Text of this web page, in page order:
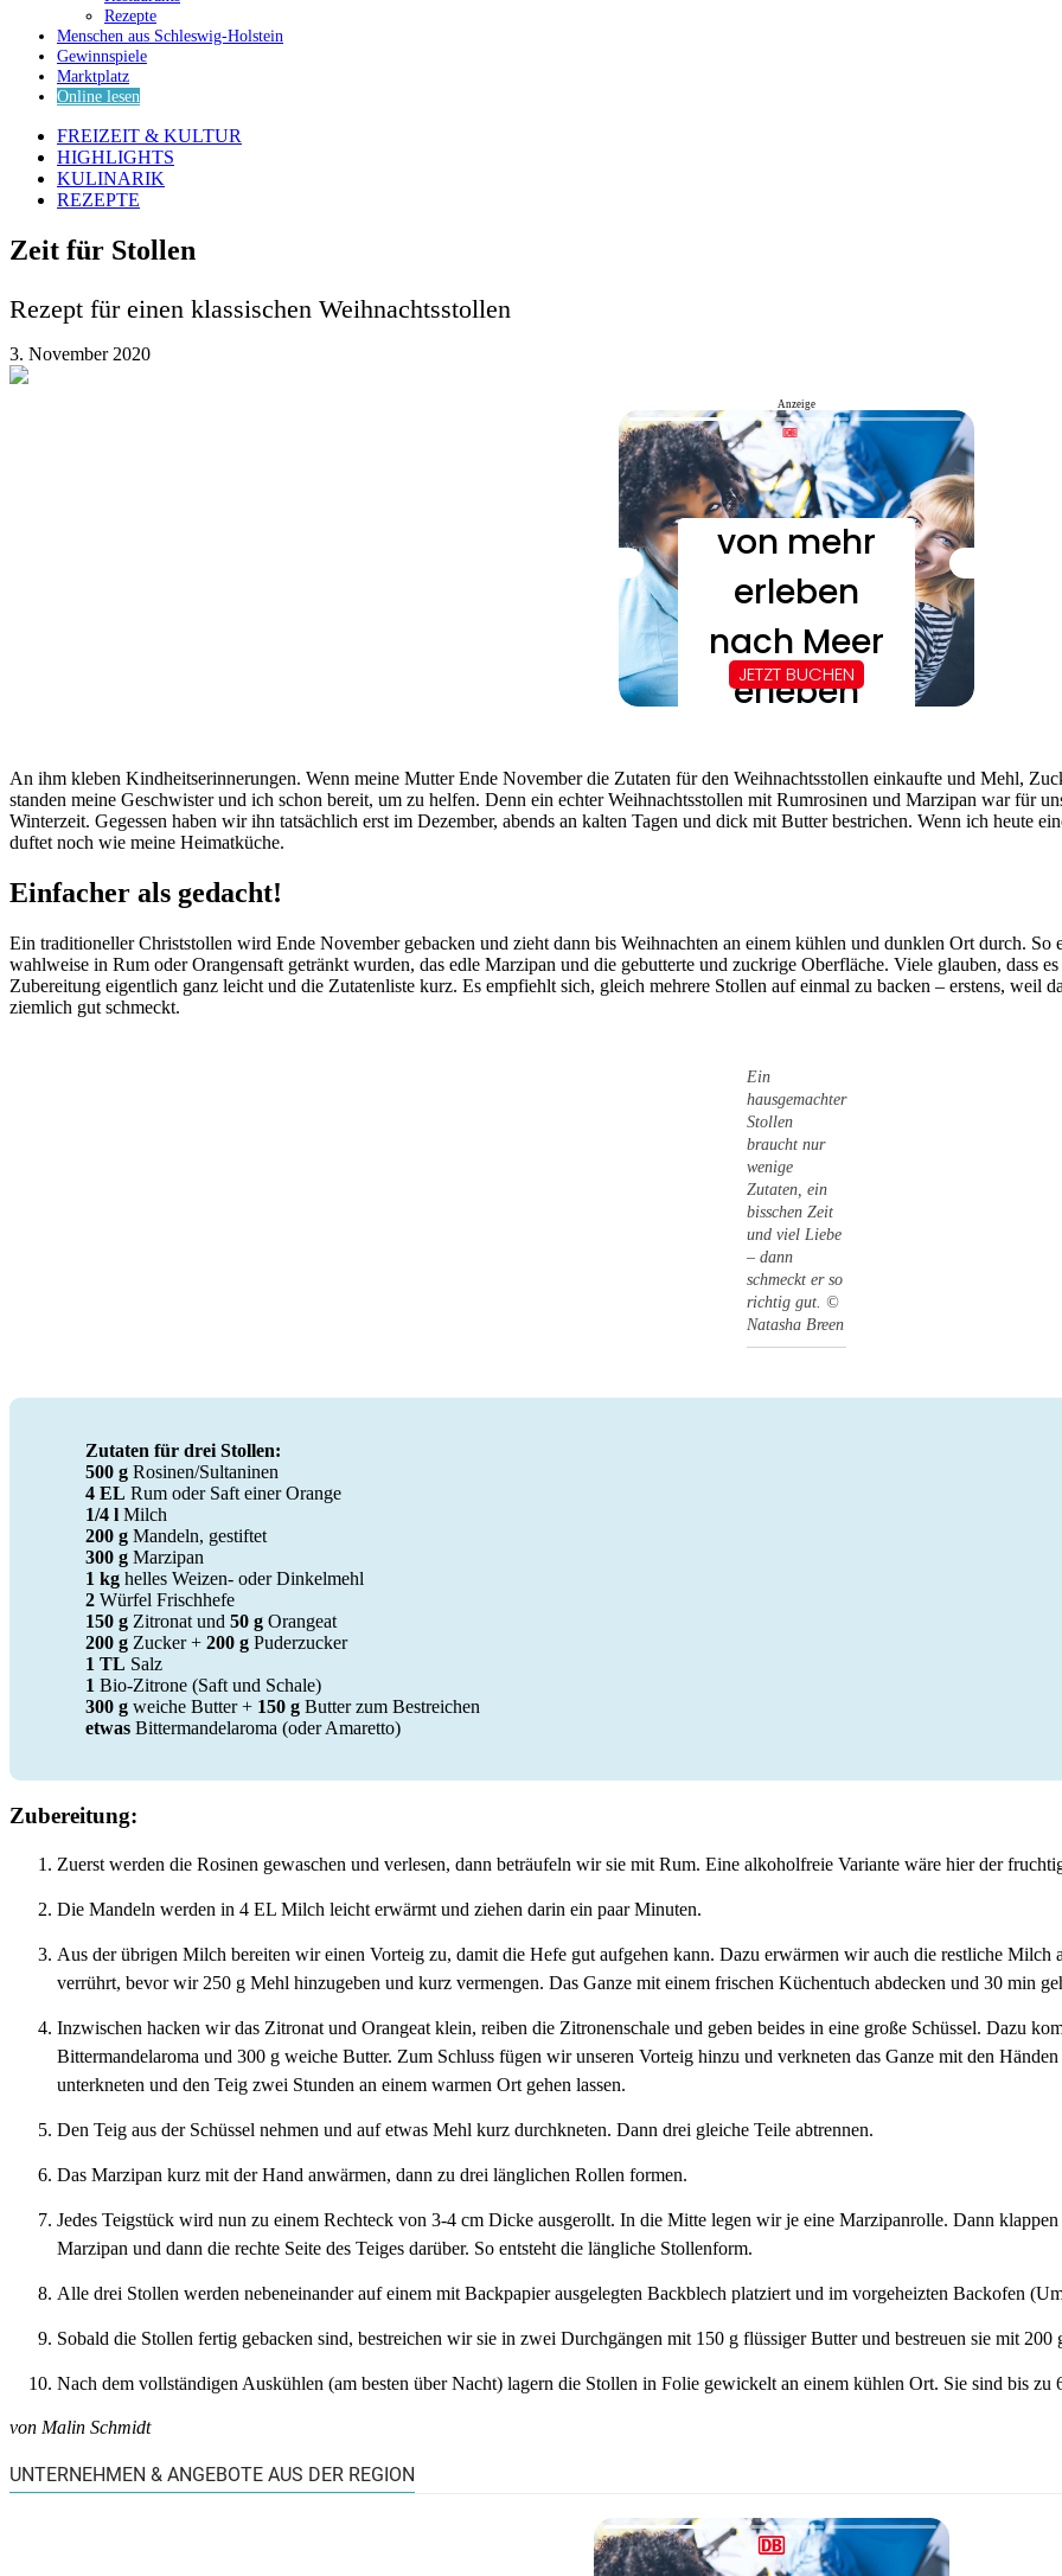
Rezepte
Menschen aus Schleswig-Holstein
Gewinnspiele
Marktplatz
Online lesen
FREIZEIT & KULTUR
HIGHLIGHTS
KULINARIK
REZEPTE
Zeit für Stollen
Rezept für einen klassischen Weihnachtsstollen
3. November 2020
Anzeige
An ihm kleben Kindheitserinnerungen. Wenn meine Mutter Ende November die Zutaten für den Weihnachtsstollen einkaufte und Mehl,
standen meine Geschwister und ich schon bereit, um zu helfen. Denn ein echter Weihnachtsstollen mit Rumrosinen und Marzipan war für
Winterzeit. Gegessen haben wir ihn tatsächlich erst im Dezember, abends an kalten Tagen und dick mit Butter bestrichen. Wenn ich heute
duftet noch wie meine Heimatküche.
Einfacher als gedacht!
Ein traditioneller Christstollen wird Ende November gebacken und zieht dann bis Weihnachten an einem kühlen und dunklen Ort durch.
wahlweise in Rum oder Orangensaft getränkt wurden, das edle Marzipan und die gebutterte und zuckrige Oberfläche. Viele glauben, dass
Zubereitung eigentlich ganz leicht und die Zutatenliste kurz. Es empfiehlt sich, gleich mehrere Stollen auf einmal zu backen – erstens, weil
ziemlich gut schmeckt.
Ein
hausgemachter
Stollen
braucht nur
wenige
Zutaten, ein
bisschen Zeit
und viel Liebe
– dann
schmeckt er so
richtig gut. ©
Natasha Breen
Zutaten für drei Stollen:
500 g Rosinen/Sultaninen
4 EL Rum oder Saft einer Orange
1/4 l Milch
200 g Mandeln, gestiftet
300 g Marzipan
1 kg helles Weizen- oder Dinkelmehl
2 Würfel Frischhefe
150 g Zitronat und 50 g Orangeat
200 g Zucker + 200 g Puderzucker
1 TL Salz
1 Bio-Zitrone (Saft und Schale)
300 g weiche Butter + 150 g Butter zum Bestreichen
etwas Bittermandelaroma (oder Amaretto)
Zubereitung:
Zuerst werden die Rosinen gewaschen und verlesen, dann beträufeln wir sie mit Rum. Eine alkoholfreie Variante wäre hier der
Die Mandeln werden in 4 EL Milch leicht erwärmt und ziehen darin ein paar Minuten.
Aus der übrigen Milch bereiten wir einen Vorteig zu, damit die Hefe gut aufgehen kann. Dazu erwärmen wir auch die restliche
verrührt, bevor wir 250 g Mehl hinzugeben und kurz vermengen. Das Ganze mit einem frischen Küchentuch abdecken und 30 min
Inzwischen hacken wir das Zitronat und Orangeat klein, reiben die Zitronenschale und geben beides in eine große Schüssel. Dazu
Bittermandelaroma und 300 g weiche Butter. Zum Schluss fügen wir unseren Vorteig hinzu und verkneten das Ganze mit den
unterkneten und den Teig zwei Stunden an einem warmen Ort gehen lassen.
Den Teig aus der Schüssel nehmen und auf etwas Mehl kurz durchkneten. Dann drei gleiche Teile abtrennen.
Das Marzipan kurz mit der Hand anwärmen, dann zu drei länglichen Rollen formen.
Jedes Teigstück wird nun zu einem Rechteck von 3-4 cm Dicke ausgerollt. In die Mitte legen wir je eine Marzipanrolle. Dann
Marzipan und dann die rechte Seite des Teiges darüber. So entsteht die längliche Stollenform.
Alle drei Stollen werden nebeneinander auf einem mit Backpapier ausgelegten Backblech platziert und im vorgeheizten Backofen
Sobald die Stollen fertig gebacken sind, bestreichen wir sie in zwei Durchgängen mit 150 g flüssiger Butter und bestreuen sie mit 200
Nach dem vollständigen Auskühlen (am besten über Nacht) lagern die Stollen in Folie gewickelt an einem kühlen Ort. Sie sind bis zu
von Malin Schmidt